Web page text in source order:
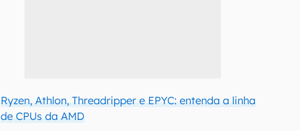
Ryzen, Athlon, Threadripper e EPYC: entenda a linha
de CPUs da AMD